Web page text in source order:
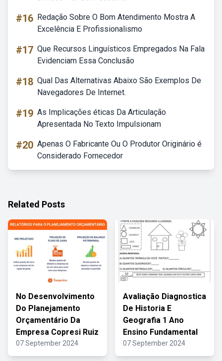
#16 Redação Sobre O Bom Atendimento Mostra A
Excelência E Profissionalismo
#17 Que Recursos Linguísticos Empregados Na Fala
Evidenciam Essa Conclusão
#18 Qual Das Alternativas Abaixo São Exemplos De
Navegadores De Internet.
#19 As Implicações éticas Da Articulação
Apresentada No Texto Impulsionam
#20 Apenas O Fabricante Ou O Produtor Originário é
Considerado Fornecedor
Related Posts
No Desenvolvimento
Do Planejamento
Orçamentário Da
Empresa Copresi Ruiz
07 September 2024
Avaliação Diagnostica
De Historia E
Geografia 1 Ano
Ensino Fundamental
07 September 2024